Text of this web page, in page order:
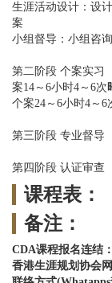
生涯活动设计：设
案
小组督导：小组咨
第二阶段 个案实习
案14～6小时4～6次
个案24～6小时4～6
第三阶段 专业督导
第四阶段 认证审查
课程表：
备注：
CDA课程报名连结：
香港生涯规划协会网